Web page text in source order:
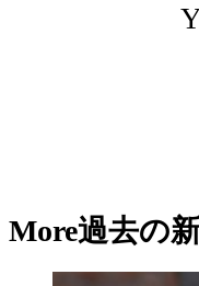
More過去の